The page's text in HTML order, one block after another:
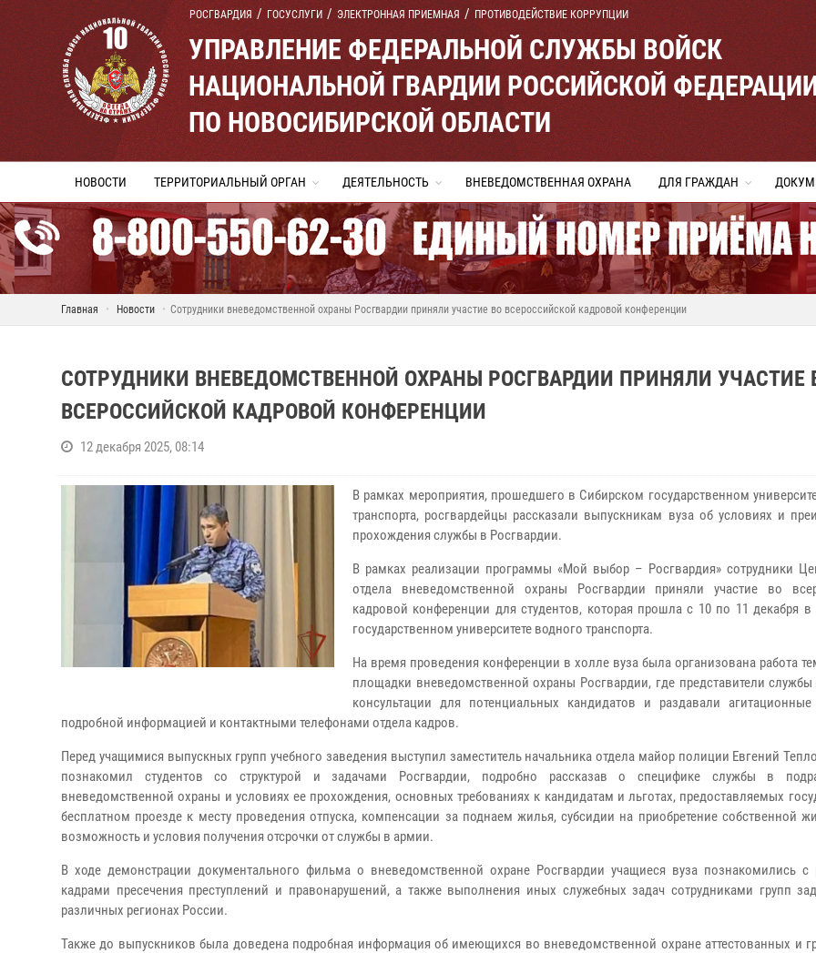
РОСГВАРДИЯ ГОСУСЛУГИ ЭЛЕКТРОННАЯ ПРИЕМНАЯ ПРОТИВОДЕЙСТВИЕ КОРРУПЦИИ
УПРАВЛЕНИЕ ФЕДЕРАЛЬНОЙ СЛУЖБЫ ВОЙСК
НАЦИОНАЛЬНОЙ ГВАРДИИ РОССИЙСКОЙ
ПО НОВОСИБИРСКОЙ ОБЛАСТИ
НОВОСТИ ТЕРРИТОРИАЛЬНЫЙ ОРГАН ДЕЯТЕЛЬНОСТЬ ВНЕВЕДОМСТВЕННАЯ ОХРАНА ДЛЯ ГРАЖДАН
Главная Новости Сотрудники вневедомственной охраны Росгвардии приняли участие во всероссийской кадровой конференции
СОТРУДНИКИ ВНЕВЕДОМСТВЕННОЙ ОХРАНЫ РОСГВАРДИИ ПРИНЯЛИ УЧАСТИЕ
ВСЕРОССИЙСКОЙ КАДРОВОЙ КОНФЕРЕНЦИИ
12 декабря 2025, 08:14
В рамках мероприятия, прошедшего в Сибирском государственном
транспорта, росгвардейцы рассказали выпускникам вуза об условиях и
прохождения службы в Росгвардии.
В рамках реализации программы «Мой выбор – Росгвардия» сотрудники
отдела вневедомственной охраны Росгвардии приняли участие во
кадровой конференции для студентов, которая прошла с 10 по 11 декабря
государственном университете водного транспорта.
На время проведения конференции в холле вуза была организована работа
площадки вневедомственной охраны Росгвардии, где представители
консультации для потенциальных кандидатов и раздавали
подробной информацией и контактными телефонами отдела кадров.
Перед учащимися выпускных групп учебного заведения выступил заместитель начальника отдела майор полиции Евгений
познакомил студентов со структурой и задачами Росгвардии, подробно рассказав о специфике службы в
вневедомственной охраны и условиях ее прохождения, основных требованиях к кандидатам и льготах, предоставляемых
бесплатном проезде к месту проведения отпуска, компенсации за поднаем жилья, субсидии на приобретение собственной
возможность и условия получения отсрочки от службы в армии.
В ходе демонстрации документального фильма о вневедомственной охране Росгвардии учащиеся вуза познакомились с
кадрами пресечения преступлений и правонарушений, а также выполнения иных служебных задач сотрудниками групп
различных регионах России.
Также до выпускников была доведена подробная информация об имеющихся во вневедомственной охране аттестованных и